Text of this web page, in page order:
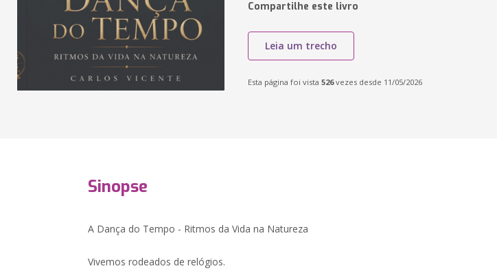
Compartilhe este livro
Leia um trecho
Esta página foi vista 526vezes desde 11/05/2026
Sinopse
A Dança do Tempo - Ritmos da Vida na Natureza
Vivemos rodeados de relógios.